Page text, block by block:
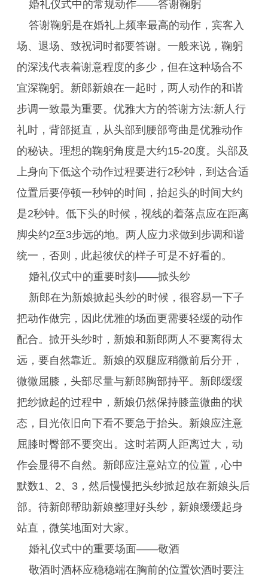
婚礼仪式中的常规动作——答谢鞠躬
答谢鞠躬是在婚礼上频率最高的动作，宾客入
场、退场、致祝词时都要答谢。一般来说，鞠躬
的深浅代表着谢意程度的多少，但在这种场合不
宜深鞠躬。新郎新娘在一起时，两人动作的和谐
步调一致最为重要。优雅大方的答谢方法:新人行
礼时，背部挺直，从头部到腰部弯曲是优雅动作
的秘诀。理想的鞠躬角度是大约15-20度。头部及
上身向下低这个动作过程要进行2秒钟，到达合适
位置后要停顿一秒钟的时间，抬起头的时间大约
是2秒钟。低下头的时候，视线的着落点应在距离
脚尖约2至3步远的地。两人应力求做到步调和谐
统一，否则，此起彼伏的样子可是不好看的。
婚礼仪式中的重要时刻——掀头纱
新郎在为新娘掀起头纱的时候，很容易一下子
把动作做完，因此优雅的场面更需要轻缓的动作
配合。掀开头纱时，新娘和新郎两人不要离得太
远，要自然靠近。新娘的双腿应稍微前后分开，
微微屈膝，头部尽量与新郎胸部持平。新郎缓缓
把纱掀起的过程中，新娘仍然保持膝盖微曲的状
态，目光依旧向下看不要急于抬头。新娘应注意
屈膝时臀部不要突出。这时若两人距离过大，动
作会显得不自然。新郎应注意站立的位置，心中
默数1、2、3，然后慢慢把头纱掀起放在新娘头后
部。待新郎帮助新娘整理好头纱，新娘缓缓起身
站直，微笑地面对大家。
婚礼仪式中的重要场面——敬酒
敬酒时酒杯应稳稳端在胸前的位置饮酒时要注